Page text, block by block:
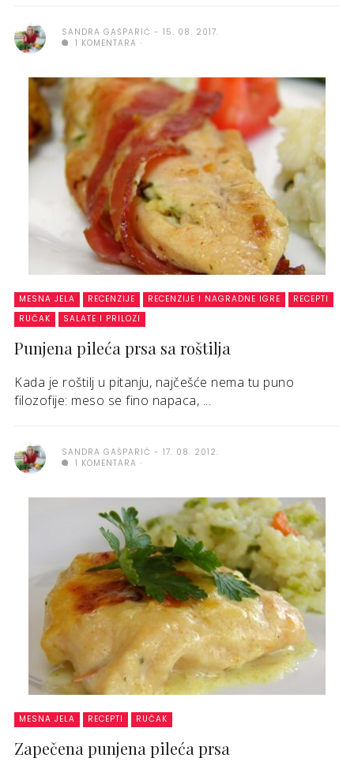
SANDRA GAŠPARIĆ
15. 08. 2017.
1 KOMENTARA
MESNA JELA RECENZIJE RECENZIJE I NAGRADNE IGRE
RECEPTI
RUČAK
SALATE I PRILOZI
Punjena pileća prsa sa roštilja
Kada je roštilj u pitanju, najčešće nema tu puno
filozofije: meso se fino napaca, ...
SANDRA GAŠPARIĆ
17. 08. 2012.
1 KOMENTARA
MESNA JELA RECEPTI RUČAK
Zapečena punjena pileća prsa